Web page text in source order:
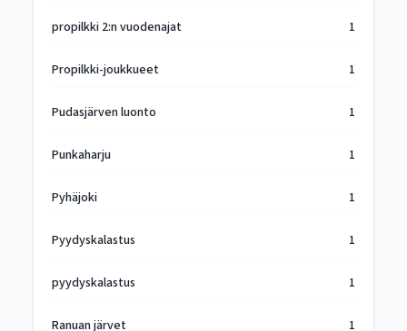
propilkki 2:n vuodenajat 1
Propilkki-joukkueet 1
Pudasjärven luonto 1
Punkaharju 1
Pyhäjoki 1
Pyydyskalastus 1
pyydyskalastus 1
Ranuan järvet 1